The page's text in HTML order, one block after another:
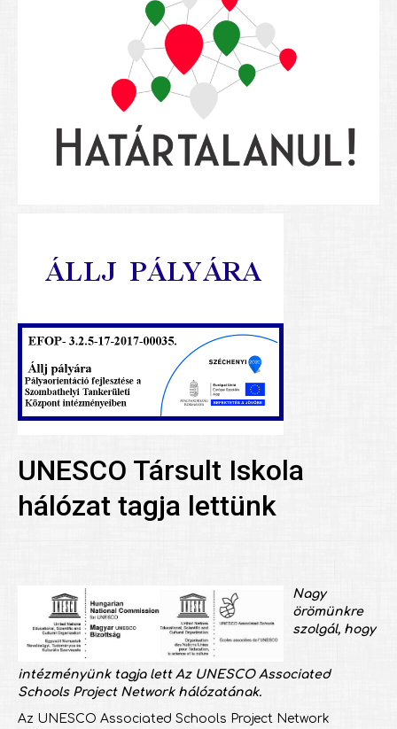
UNESCO Társult Iskola
hálózat tagja lettünk
Nagy
örömünkre
szolgál, hogy
intézményünk tagja lett Az UNESCO Associated
Schools Project Network hálózatának.
Az UNESCO Associated Schools Project Network